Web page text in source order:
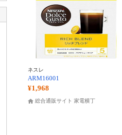
ネスレ
ARM16001
¥1,968
総合通販サイト 家電横丁